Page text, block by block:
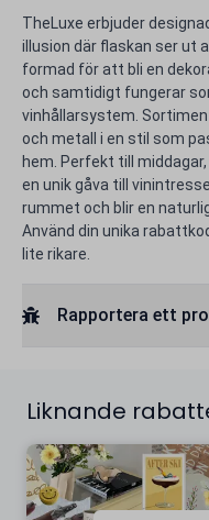
TheLuxe erbjuder
illusion där flaskan ser ut
formad för att bli en
och samtidigt fungerar
vinhållarsystem.
och metall i en stil som
hem. Perfekt till
en unik gåva till
rummet och blir en
Använd din unika
lite rikare.
Rapportera ett
Liknande